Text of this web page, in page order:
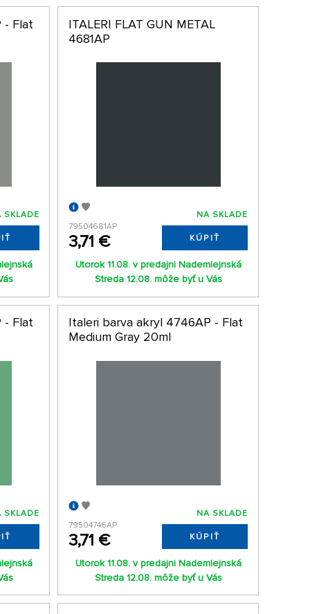
- Flat
SKLADE
ITALERI FLAT GUN METAL
4681AP
79504681AP
3,71 €
NA SKLADE
KÚPIŤ
Utorok 11.08. v predajni Nademlejnská
Streda 12.08. môže byť u Vás
- Flat
SKLADE
Italeri barva akryl 4746AP - Flat
Medium Gray 20ml
79504746AP
3,71 €
NA SKLADE
KÚPIŤ
Utorok 11.08. v predajni Nademlejnská
Streda 12.08. môže byť u Vás